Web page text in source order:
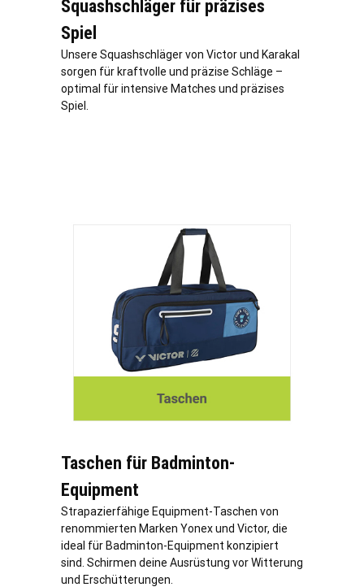
Squashschläger für präzises
Spiel
Unsere Squashschläger von Victor und Karakal
sorgen für kraftvolle und präzise Schläge –
optimal für intensive Matches und präzises
Spiel.
Taschen für Badminton-
Equipment
Strapazierfähige Equipment-Taschen von
renommierten Marken Yonex und Victor, die
ideal für Badminton-Equipment konzipiert
sind. Schirmen deine Ausrüstung vor Witterung
und Erschütterungen.